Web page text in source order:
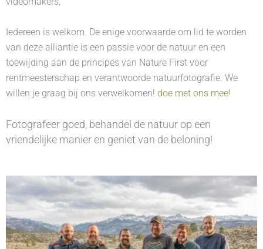
Iedereen is welkom. De enige voorwaarde om lid te worden
van deze alliantie is een passie voor de natuur en een
toewijding aan de principes van Nature First voor
rentmeesterschap en verantwoorde natuurfotografie. We
willen je graag bij ons verwelkomen! doe met ons mee!
Fotografeer goed, behandel de natuur op een
vriendelijke manier en geniet van de beloning!